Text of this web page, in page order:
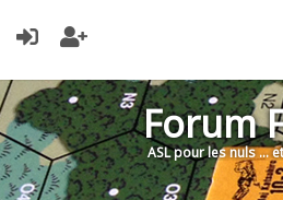
ASL pour les nuls …